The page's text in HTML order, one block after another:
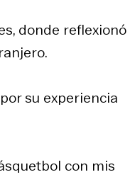
donde reflexionó
su experiencia
con mis